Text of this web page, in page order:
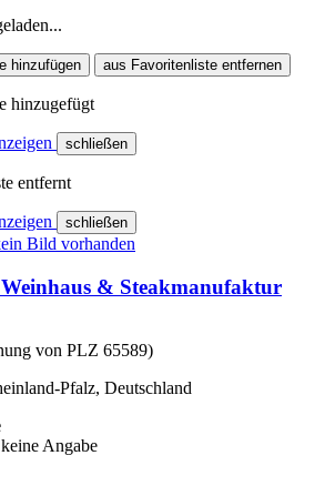
hinzufügen aus Favoritenliste entfernen
hinzugefügt
schließen
entfernt
schließen
& Steakmanufaktur
von PLZ 65589)
Pfalz, Deutschland
Angabe